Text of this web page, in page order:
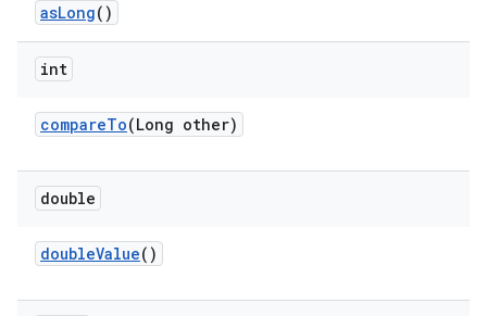
asLong()
int
compareTo(Long other)
double
doubleValue()